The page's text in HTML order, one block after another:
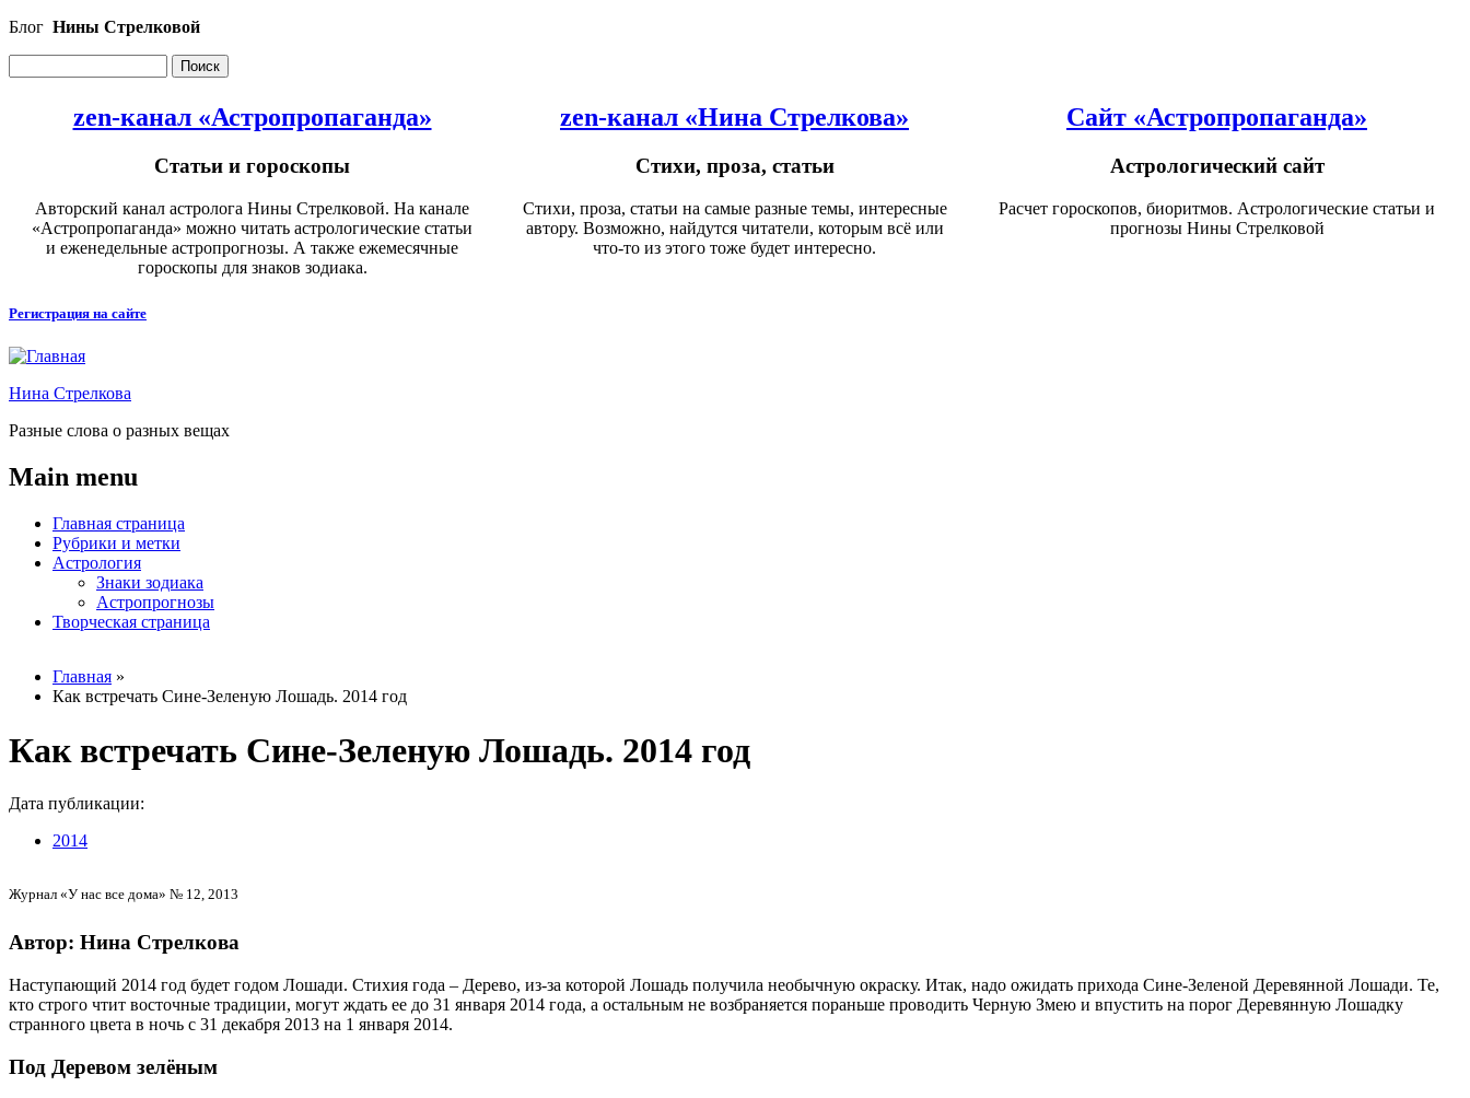
Перейти к основному содержанию
Блог Нины Стрелковой
zen-канал «Астропропаганда»
Статьи и гороскопы
Авторский канал астролога Нины Стрелковой. На канале
«Астропропаганда» можно читать астрологические статьи
и еженедельные астропрогнозы. А также ежемесячные
гороскопы для знаков зодиака.
zen-канал «Нина Стрелкова»
Стихи, проза, статьи
Стихи, проза, статьи на самые разные темы, интересные
автору. Возможно, найдутся читатели, которым всё или
что-то из этого тоже будет интересно.
Сайт «Астропропаганда»
Астрологический сайт
Расчет гороскопов, биоритмов. Астрологические статьи и
прогнозы Нины Стрелковой
Регистрация на сайте
Нина Стрелкова
Разные слова о разных вещах
Main menu
Главная страница
Рубрики и метки
Астрология
Знаки зодиака
Астропрогнозы
Творческая страница
Вы здесь
Главная »
Как встречать Сине-Зеленую Лошадь. 2014 год
Как встречать Сине-Зеленую Лошадь. 2014 год
Дата публикации:
2014
Журнал «У нас все дома» № 12, 2013
Автор: Нина Стрелкова
Наступающий 2014 год будет годом Лошади. Стихия года – Дерево, из-за которой Лошадь получила необычную окраску. Итак, надо ожидать прихода Сине-Зеленой Деревянной Лошади. Те,
кто строго чтит восточные традиции, могут ждать ее до 31 января 2014 года, а остальным не возбраняется пораньше проводить Черную Змею и впустить на порог Деревянную Лошадку
странного цвета в ночь с 31 декабря 2013 на 1 января 2014.
Под Деревом зелёным